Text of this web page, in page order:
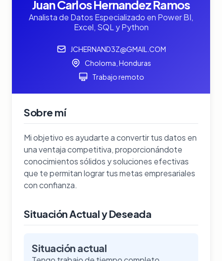
Juan Carlos Hernandez Ramos
Analista de Datos Especializado en Power BI,
Excel, SQL y Python
JCHERNAND3Z@GMAIL.COM
Choloma, Honduras
Trabajo remoto
Sobre mí
Mi objetivo es ayudarte a convertir tus datos en
una ventaja competitiva, proporcionándote
conocimientos sólidos y soluciones efectivas
que te permitan lograr tus metas empresariales
con confianza.
Situación Actual y Deseada
Situación actual